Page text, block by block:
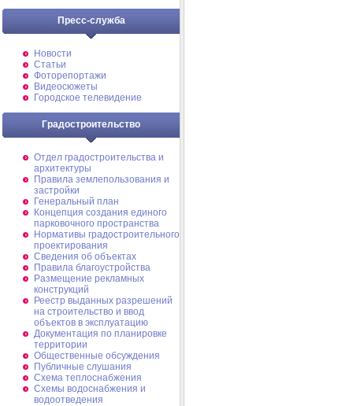
Пресс-служба
Новости
Статьи
Фоторепортажи
Видеосюжеты
Городское телевидение
Градостроительство
Отдел градостроительства и
архитектуры
Правила землепользования и
застройки
Генеральный план
Концепция создания единого
парковочного пространства
Нормативы градостроительного
проектирования
Сведения об объектах
Правила благоустройства
Размещение рекламных
конструкций
Реестр выданных разрешений
на строительство и ввод
объектов в эксплуатацию
Документация по планировке
территории
Общественные обсуждения
Публичные слушания
Схема теплоснабжения
Схемы водоснабжения и
водоотведения